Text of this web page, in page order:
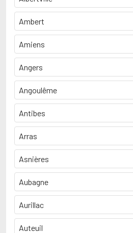
Ambert
Amiens
Angers
Angoulême
Antibes
Arras
Asnières
Aubagne
Aurillac
Auteuil